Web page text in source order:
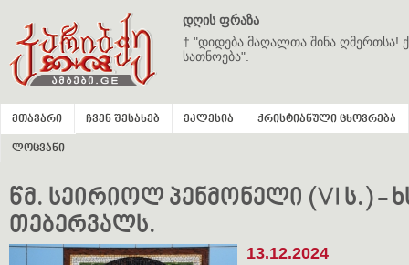
დღის ფრაზა
† "დიდება მაღალთა შინა ღმერთსა!
სათნოება".
მთავარი ჩვენ შესახებ ეკლესია ქრისტიანული ცხოვრება
ლოცვანი
წმ. სეირიოლ პენმონელი (VI ს.) -
თებერვალს.
13.12.2024